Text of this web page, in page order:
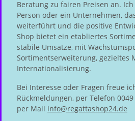
Beratung zu fairen Preisen an.
Person oder ein Unternehmen,
weiterführt und die positive
Shop bietet ein etabliertes
stabile Umsätze, mit
Sortimentserweiterung, gezieltes
Internationalisierung.
Bei Interesse oder Fragen freue
Rückmeldungen, per Telefon
per Mail info@regattashop24.de